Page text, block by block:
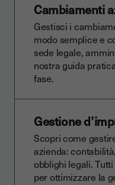
Cambiamenti
Gestisci i
modo semplice e
sede legale,
nostra guida
fase.
Gestione
Scopri come
azienda:
obblighi legali.
per ottimizzare la